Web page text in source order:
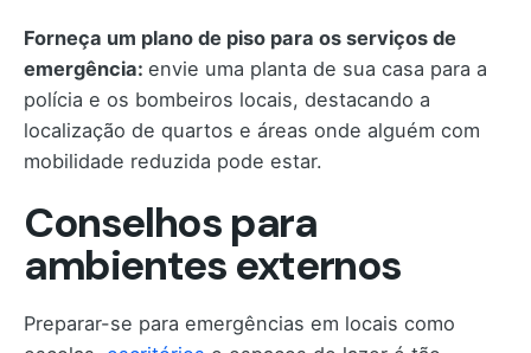
Forneça um plano de piso para os serviços de
emergência: envie uma planta de sua casa para a
polícia e os bombeiros locais, destacando a
localização de quartos e áreas onde alguém com
mobilidade reduzida pode estar.
Conselhos para
ambientes externos
Preparar-se para emergências em locais como